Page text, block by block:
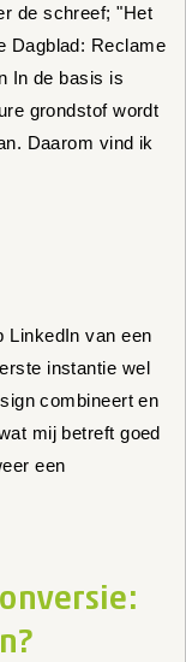
de schreef; "Het
Dagblad: Reclame
In de basis is
grondstof wordt
Daarom vind ik
LinkedIn van een
instantie wel
combineert en
mij betreft goed
een